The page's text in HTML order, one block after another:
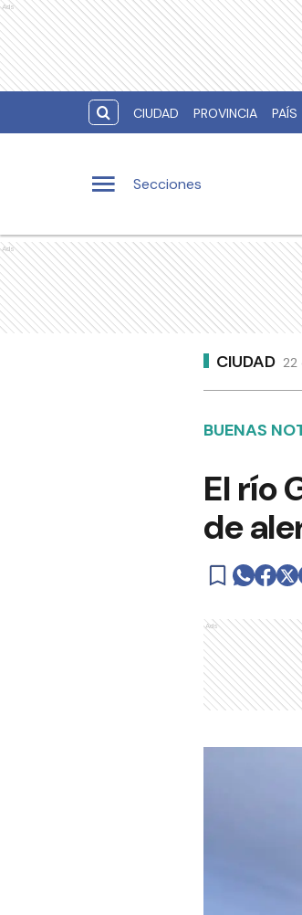
Ads
CIUDAD PROVINCIA PAÍS
Secciones
Ads
CIUDAD 22
BUENAS
El río
de
Ads